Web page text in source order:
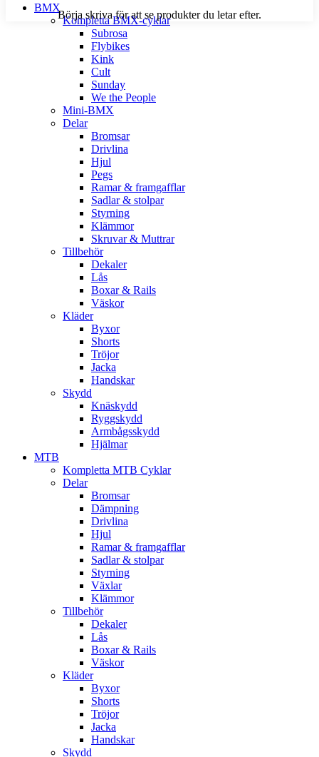
Börja skriva för att se produkter du letar efter.
BMX
Kompletta BMX-cyklar
Subrosa
Flybikes
Kink
Cult
Sunday
We the People
Mini-BMX
Delar
Bromsar
Drivlina
Hjul
Pegs
Ramar & framgafflar
Sadlar & stolpar
Styrning
Klämmor
Skruvar & Muttrar
Tillbehör
Dekaler
Lås
Boxar & Rails
Väskor
Kläder
Byxor
Shorts
Tröjor
Jacka
Handskar
Skydd
Knäskydd
Ryggskydd
Armbågsskydd
Hjälmar
MTB
Kompletta MTB Cyklar
Delar
Bromsar
Dämpning
Drivlina
Hjul
Ramar & framgafflar
Sadlar & stolpar
Styrning
Växlar
Klämmor
Tillbehör
Dekaler
Lås
Boxar & Rails
Väskor
Kläder
Byxor
Shorts
Tröjor
Jacka
Handskar
Skydd